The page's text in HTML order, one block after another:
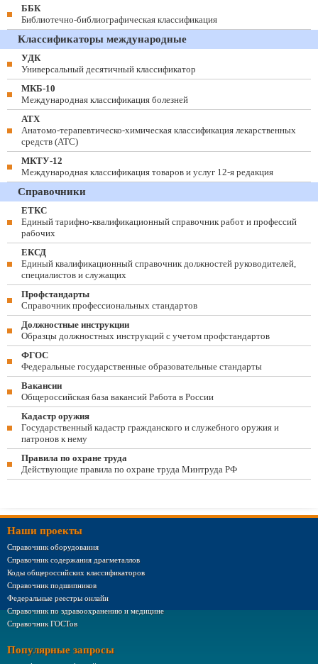
ББК
Библиотечно-библиографическая классификация
Классификаторы международные
УДК
Универсальный десятичный классификатор
МКБ-10
Международная классификация болезней
АТХ
Анатомо-терапевтическо-химическая классификация лекарственных
средств (ATC)
МКТУ-12
Международная классификация товаров и услуг 12-я редакция
Справочники
ЕТКС
Единый тарифно-квалификационный справочник работ и профессий
рабочих
ЕКСД
Единый квалификационный справочник должностей руководителей,
специалистов и служащих
Профстандарты
Справочник профессиональных стандартов
Должностные инструкции
Образцы должностных инструкций с учетом профстандартов
ФГОС
Федеральные государственные образовательные стандарты
Вакансии
Общероссийская база вакансий Работа в России
Кадастр оружия
Государственный кадастр гражданского и служебного оружия и
патронов к нему
Правила по охране труда
Действующие правила по охране труда Минтруда РФ
Наши проекты
Справочник оборудования
Справочник содержания драгметаллов
Коды общероссийских классификаторов
Справочник подшипников
Федеральные реестры онлайн
Справочник по здравоохранению и медицине
Справочник ГОСТов
Популярные запросы